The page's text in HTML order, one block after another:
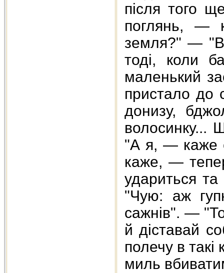
після того
поглянь, —
земля?" —
тоді, коли
маленький
пристало до
донизу,
"А я, — каже
каже, —
удариться
"Чую: аж
сажнів". —
й діставай
полечу в
миль